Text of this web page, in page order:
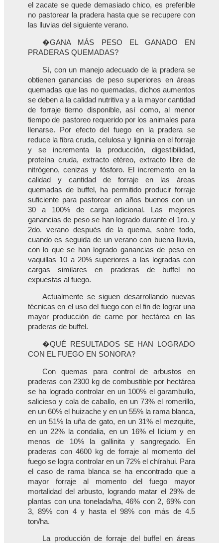
el zacate se quede demasiado chico, es preferible
no pastorear la pradera hasta que se recupere con
las lluvias del siguiente verano.
�GANA MÁS PESO EL GANADO EN
PRADERAS QUEMADAS?
Sí, con un manejo adecuado de la pradera se
obtienen ganancias de peso superiores en áreas
quemadas que las no quemadas, dichos aumentos
se deben a la calidad nutritiva y a la mayor cantidad
de forraje tierno disponible, así como, al menor
tiempo de pastoreo requerido por los animales para
llenarse. Por efecto del fuego en la pradera se
reduce la fibra cruda, celulosa y ligninia en el forraje
y se incrementa la producción, digestibilidad,
proteína cruda, extracto etéreo, extracto libre de
nitrógeno, cenizas y fósforo. El incremento en la
calidad y cantidad de forraje en las áreas
quemadas de buffel, ha permitido producir forraje
suficiente para pastorear en años buenos con un
30 a 100% de carga adicional. Las mejores
ganancias de peso se han logrado durante el 1ro. y
2do. verano después de la quema, sobre todo,
cuando es seguida de un verano con buena lluvia,
con lo que se han logrado ganancias de peso en
vaquillas 10 a 20% superiores a las logradas con
cargas similares en praderas de buffel no
expuestas al fuego.
Actualmente se siguen desarrollando nuevas
técnicas en el uso del fuego con el fin de lograr una
mayor producción de carne por hectárea en las
praderas de buffel.
�QUÉ RESULTADOS SE HAN LOGRADO
CON EL FUEGO EN SONORA?
Con quemas para control de arbustos en
praderas con 2300 kg de combustible por hectárea
se ha logrado controlar en un 100% el garambullo,
salicieso y cola de caballo, en un 73% el romerillo,
en un 60% el huizache y en un 55% la rama blanca,
en un 51% la uña de gato, en un 31% el mezquite,
en un 22% la condalia, en un 16% el licium y en
menos de 10% la gallinita y sangregado. En
praderas con 4600 kg de forraje al momento del
fuego se logra controlar en un 72% el chírahui. Para
el caso de rama blanca se ha encontrado que a
mayor forraje al momento del fuego mayor
mortalidad del arbusto, logrando matar el 29% de
plantas con una tonelada/ha, 46% con 2, 69% con
3, 89% con 4 y hasta el 98% con más de 4.5
ton/ha.
La producción de forraje del buffel en áreas